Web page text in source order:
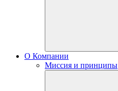
О Компании
Миссия и принципы